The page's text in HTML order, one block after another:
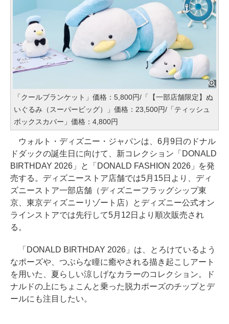
「クールブランケット」価格：5,800円/「【一部店舗限定】ぬ
いぐるみ（スーパービッグ）」価格：23,500円/「ティッシュ
ボックスカバー」価格：4,800円
ウォルト・ディズニー・ジャパンは、6月9日のドナル
ドダックの誕生日に向けて、新コレクション「DONALD
BIRTHDAY 2026」と「DONALD FASHION 2026」を発
売する。ディズニーストア店舗では5月15日より、ディ
ズニーストア一部店舗（ディズニーフラッグシップ東
京、東京ディズニーリゾート店）とディズニー公式オン
ラインストアでは先行して5月12日より順次販売され
る。
「DONALD BIRTHDAY 2026」は、とろけているよう
なポーズや、つぶらな瞳に癒やされる描き起こしアート
を用いた、夏らしい涼しげなカラーのコレクション。ド
ナルドの上にちょこんと乗った脱力ポーズのチップとデ
ールにも注目したい。